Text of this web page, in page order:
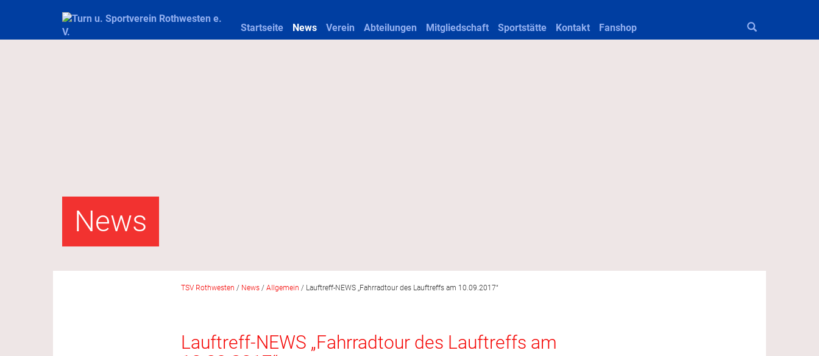
Startseite News Verein Abteilungen Mitgliedschaft Sportstätte Kontakt Fanshop
News
TSV Rothwesten / News / Allgemein / Lauftreff-NEWS „Fahrradtour des Lauftreffs am 10.09.2017“
Lauftreff-NEWS „Fahrradtour des Lauftreffs am